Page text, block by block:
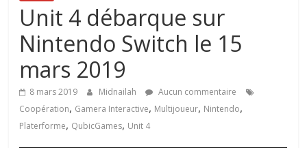
Unit 4 débarque sur
Nintendo Switch le 15
mars 2019
8 mars 2019 Midnailah
Aucun commentaire
Coopération, Gamera Interactive, Multijoueur, Nintendo,
Platerforme, QubicGames, Unit 4